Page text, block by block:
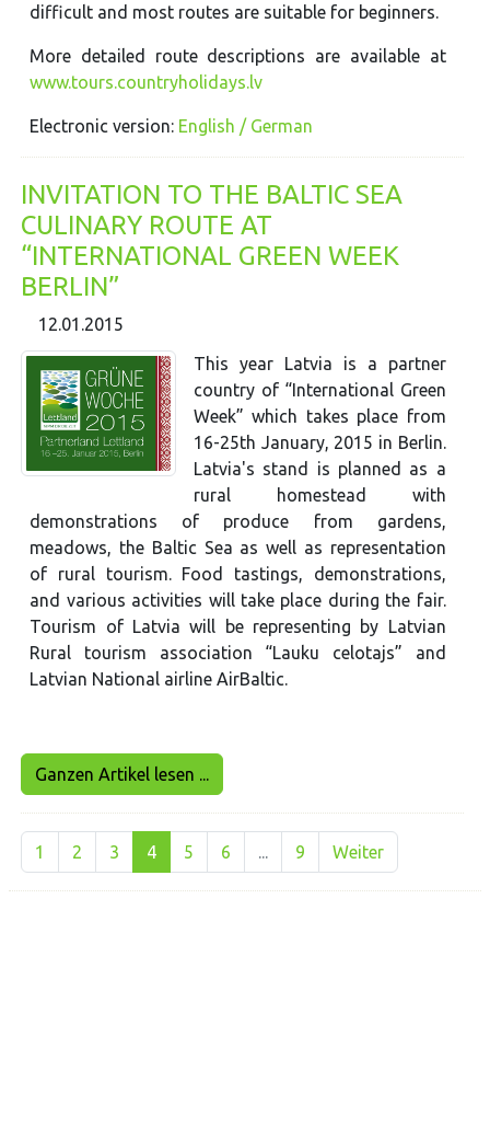
difficult and most routes are suitable for beginners.
More detailed route descriptions are available at
www.tours.countryholidays.lv
Electronic version: English / German
INVITATION TO THE BALTIC SEA
CULINARY ROUTE AT
“INTERNATIONAL GREEN WEEK
BERLIN”
12.01.2015
This year Latvia is a partner
country of “International Green
Week” which takes place from
16-25th January, 2015 in Berlin.
Latvia's stand is planned as a
rural homestead with
demonstrations of produce from gardens,
meadows, the Baltic Sea as well as representation
of rural tourism. Food tastings, demonstrations,
and various activities will take place during the fair.
Tourism of Latvia will be representing by Latvian
Rural tourism association “Lauku celotajs” and
Latvian National airline AirBaltic.
Ganzen Artikel lesen ...
1 2 3 4 5 6 ... 9 Weiter